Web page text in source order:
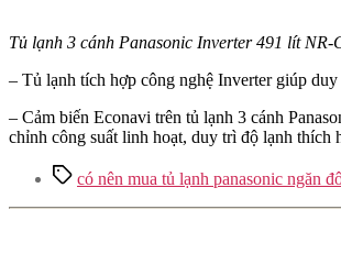
Tủ lạnh 3 cánh Panasonic Inverter 491 lít NR-
– Tủ lạnh tích hợp công nghệ Inverter giúp
– Cảm biến Econavi trên tủ lạnh 3 cánh
chỉnh công suất linh hoạt, duy trì độ lạnh thích
Tagscó nên mua tủ lạnh panasonic ngăn